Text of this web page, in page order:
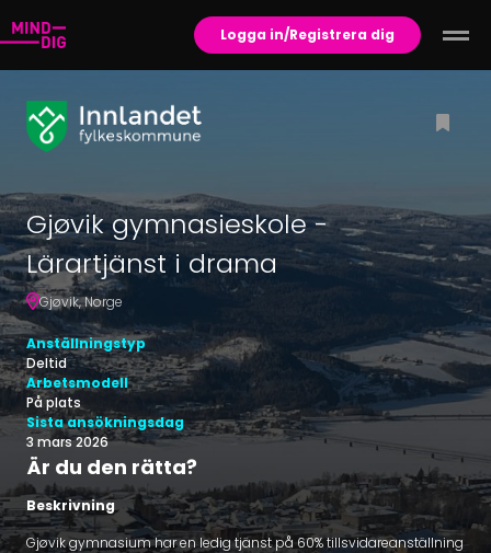
Logga in/Registrera dig
Gjøvik gymnasieskole -
Lärartjänst i drama
Gjøvik,Norge
Anställningstyp
Deltid
Arbetsmodell
På plats
Sista ansökningsdag
3 mars 2026
Är du den rätta?
Beskrivning
Gjøvik gymnasium har en ledig tjänst på 60% tillsvidareanställning